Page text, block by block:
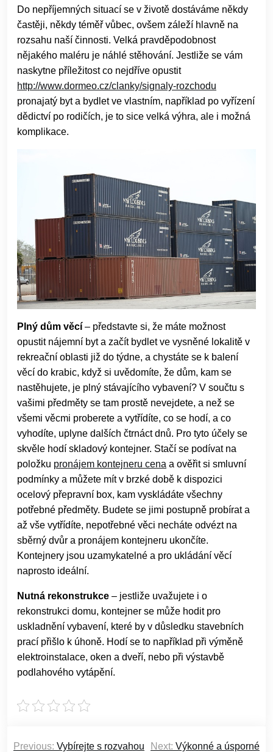
Do nepříjemných situací se v životě dostáváme někdy
častěji, někdy téměř vůbec, ovšem záleží hlavně na
rozsahu naší činnosti. Velká pravděpodobnost
nějakého maléru je náhlé stěhování. Jestliže se vám
naskytne příležitost co nejdříve opustit
http://www.dormeo.cz/clanky/signaly-rozchodu
pronajatý byt a bydlet ve vlastním, například po vyřízení
dědictví po rodičích, je to sice velká výhra, ale i možná
komplikace.
Plný dům věcí – představte si, že máte možnost
opustit nájemní byt a začít bydlet ve vysněné lokalitě v
rekreační oblasti již do týdne, a chystáte se k balení
věcí do krabic, když si uvědomíte, že dům, kam se
nastěhujete, je plný stávajícího vybavení? V součtu s
vašimi předměty se tam prostě nevejdete, a než se
všemi věcmi proberete a vytřídíte, co se hodí, a co
vyhodíte, uplyne dalších čtrnáct dnů. Pro tyto účely se
skvěle hodí skladový kontejner. Stačí se podívat na
položku pronájem kontejneru cena a ověřit si smluvní
podmínky a můžete mít v brzké době k dispozici
ocelový přepravní box, kam vyskládáte všechny
potřebné předměty. Budete se jimi postupně probírat a
až vše vytřídíte, nepotřebné věci necháte odvézt na
sběrný dvůr a pronájem kontejneru ukončíte.
Kontejnery jsou uzamykatelné a pro ukládání věcí
naprosto ideální.
Nutná rekonstrukce – jestliže uvažujete i o
rekonstrukci domu, kontejner se může hodit pro
uskladnění vybavení, které by v důsledku stavebních
prací přišlo k úhoně. Hodí se to například při výměně
elektroinstalace, oken a dveří, nebo při výstavbě
podlahového vytápění.
Navigace
Previous: Vybírejte s rozvahou Next: Výkonné a úsporné